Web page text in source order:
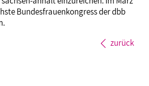
Bundesfrauenkongress der dbb
zurück